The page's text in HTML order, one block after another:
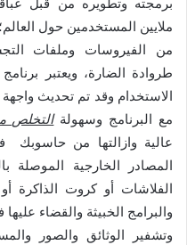
ملايين المستخدمين حول
الاستخدام وقد تم تحديث واجهة
مع البرنامج وسهولةالتخلص
عالية وازالتها من
الفلاشات أو كروت الذاكرة
والبرامج الخبيثة والقضاء
وتشفير الوثائق والصور